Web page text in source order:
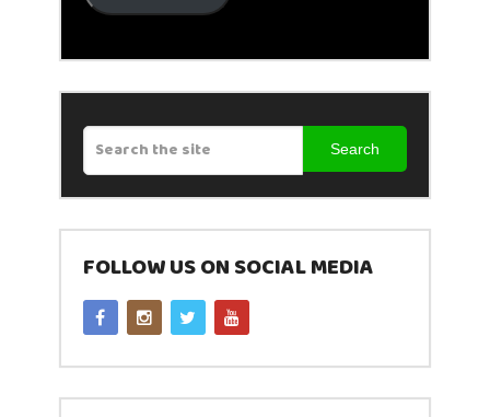
Search
FOLLOW US ON SOCIAL MEDIA